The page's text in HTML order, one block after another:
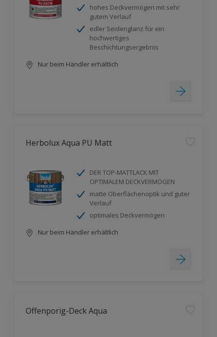
hohes Deckvermögen mit sehr
gutem Verlauf
edler Seidenglanz für ein
hochwertiges
Beschichtungsergebnis
Nur beim Händler erhältlich
Herbolux Aqua PU Matt
DER TOP-MATTLACK MIT
OPTIMALEM DECKVERMÖGEN
matte Oberflächenoptik und guter
Verlauf
optimales Deckvermögen
Nur beim Händler erhältlich
Offenporig-Deck Aqua